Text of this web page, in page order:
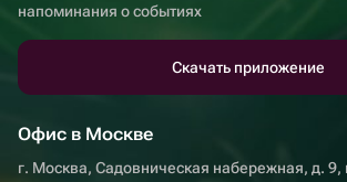
напоминания о событиях
Скачать приложение
Офис в Москве
г. Москва, Садовническая набережная, д.